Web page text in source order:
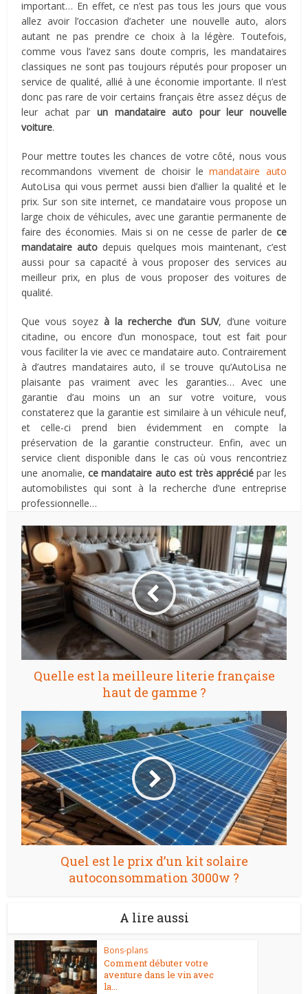
important… En effet, ce n’est pas tous les jours que vous
allez avoir l’occasion d’acheter une nouvelle auto, alors
autant ne pas prendre ce choix à la légère. Toutefois,
comme vous l’avez sans doute compris, les mandataires
classiques ne sont pas toujours réputés pour proposer un
service de qualité, allié à une économie importante. Il n’est
donc pas rare de voir certains français être assez déçus de
leur achat par un mandataire auto pour leur nouvelle
voiture.
Pour mettre toutes les chances de votre côté, nous vous
recommandons vivement de choisir lemandataire auto
AutoLisa qui vous permet aussi bien d’allier la qualité et le
prix. Sur son site internet, ce mandataire vous propose un
large choix de véhicules, avec une garantie permanente de
faire des économies. Mais si on ne cesse de parler de ce
mandataire auto depuis quelques mois maintenant, c’est
aussi pour sa capacité à vous proposer des services au
meilleur prix, en plus de vous proposer des voitures de
qualité.
Que vous soyezà la recherche d’un SUV, d’une voiture
citadine, ou encore d’un monospace, tout est fait pour
vous faciliter la vie avec ce mandataire auto. Contrairement
à d’autres mandataires auto, il se trouve qu’AutoLisa ne
plaisante pas vraiment avec les garanties… Avec une
garantie d’au moins un an sur votre voiture, vous
constaterez que la garantie est similaire à un véhicule neuf,
et celle-ci prend bien évidemment en compte la
préservation de la garantie constructeur. Enfin, avec un
service client disponible dans le cas où vous rencontriez
une anomalie,ce mandataire auto est très apprécié par les
automobilistes qui sont à la recherche d’une entreprise
professionnelle…
Quelle est la meilleure literie française
haut de gamme ?
Quel est le prix d’un kit solaire
autoconsommation 3000w ?
A lire aussi
Bons-plans
Comment débuter votre
aventure dans le vin avec
la...